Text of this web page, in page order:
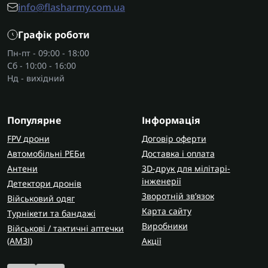
Такі комплекти зручні, коли потрібно швидко
організувати робоче місце з повним набором
інструментів.
Що входить у набір
Склад залежить від задач, але зазвичай набір
інструментів. Для подачі повітря, очищення або
допоміжних робіт використовують
пневмопістолети
, які є базовим елементом у
більшості комплектів.
Для роботи з різьбовими з’єднаннями в наборах
часто передбачені
пневмогайковерти, що
дозволяють швидко закручувати та відкручувати
кріплення.
У монтажних задачах або роботі з конструкціями
доцільно використовувати
info@flasharmy.com.ua
Графік роботи
Пн-пт - 09:00 - 18:00
Сб - 10:00 - 16:00
Нд - вихідний
Популярне
FPV дрони
Автомобільні РЕБи
Антени
Детектори дронів
Військовий одяг
Турнікети та бандажі
Військові / тактичні аптечки
(AMЗІ)
Інформація
Договір оферти
Доставка і оплата
3D-друк для мілітарі-
інженерії
Зворотній зв’язок
Карта сайту
Виробники
Акції